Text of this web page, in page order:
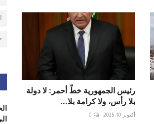
رئيس الجمهورية خطّ أحمر: لا دولة
بلا رأس، ولا كرامة بلا...
أكتوبر 10, 2025 0